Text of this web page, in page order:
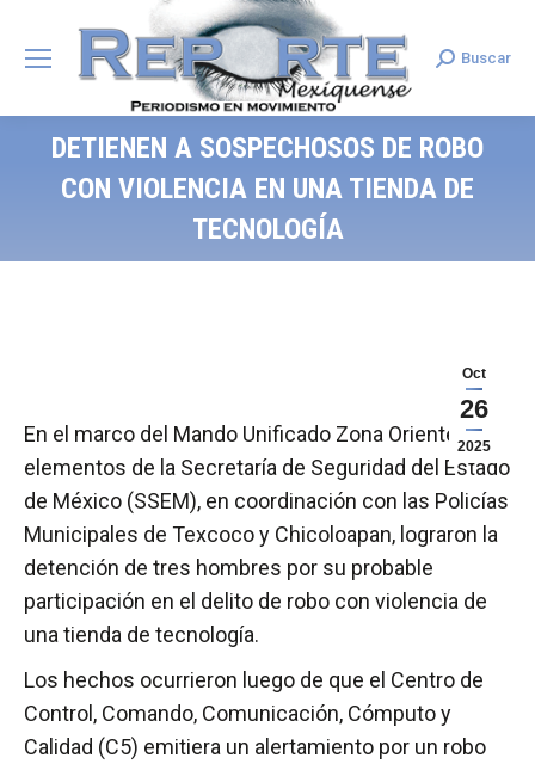
Search:
Buscar
DETIENEN A SOSPECHOSOS DE ROBO
CON VIOLENCIA EN UNA TIENDA DE
TECNOLOGÍA
Oct
26
2025
En el marco del Mando Unificado Zona Oriente,
elementos de la Secretaría de Seguridad del Estado
de México (SSEM), en coordinación con las Policías
Municipales de Texcoco y Chicoloapan, lograron la
detención de tres hombres por su probable
participación en el delito de robo con violencia de
una tienda de tecnología.
Los hechos ocurrieron luego de que el Centro de
Control, Comando, Comunicación, Cómputo y
Calidad (C5) emitiera un alertamiento por un robo